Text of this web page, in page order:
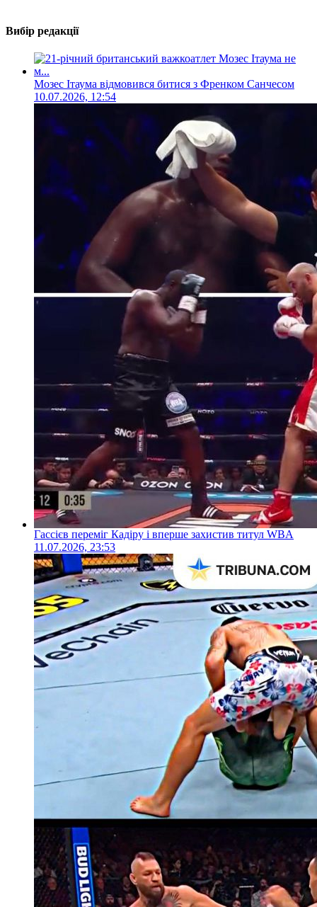
Вибір редакції
Мозес Ітаума відмовився битися з Френком Санчесом
10.07.2026, 12:54
Гассієв переміг Кадіру і вперше захистив титул WBA
11.07.2026, 23:53